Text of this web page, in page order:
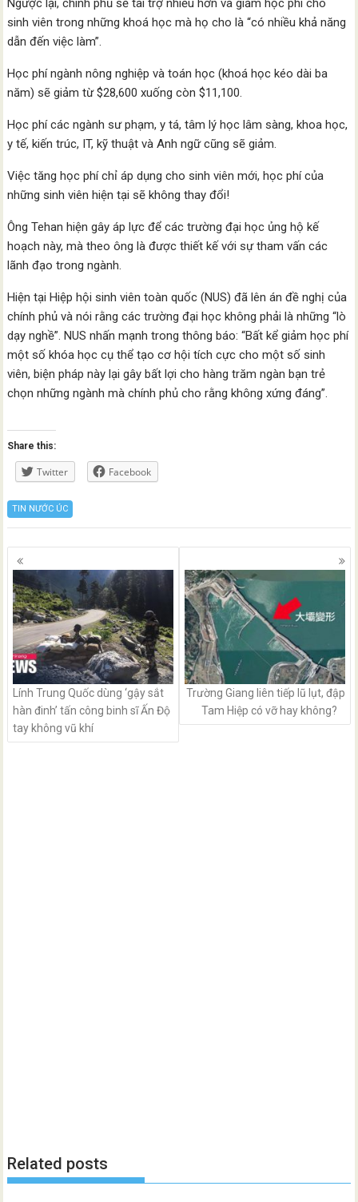
Ngược lại, chính phủ sẽ tài trợ nhiều hơn và giảm học phí cho
sinh viên trong những khoá học mà họ cho là “có nhiều khả năng
dẫn đến việc làm”.
Học phí ngành nông nghiệp và toán học (khoá học kéo dài ba
năm) sẽ giảm từ $28,600 xuống còn $11,100.
Học phí các ngành sư phạm, y tá, tâm lý học lâm sàng, khoa học,
y tế, kiến ​​trúc, IT, kỹ thuật và Anh ngữ cũng sẽ giảm.
Việc tăng học phí chỉ áp dụng cho sinh viên mới, học phí của
những sinh viên hiện tại sẽ không thay đổi!
Ông Tehan hiện gây áp lực để các trường đại học ủng hộ kế
hoạch này, mà theo ông là được thiết kế với sự tham vấn các
lãnh đạo trong ngành.
Hiện tại Hiệp hội sinh viên toàn quốc (NUS) đã lên án đề nghị của
chính phủ và nói rằng các trường đại học không phải là những “lò
dạy nghề”. NUS nhấn mạnh trong thông báo: “Bất kể giảm học phí
một số khóa học cụ thể tạo cơ hội tích cực cho một số sinh
viên, biện pháp này lại gây bất lợi cho hàng trăm ngàn bạn trẻ
chọn những ngành mà chính phủ cho rằng không xứng đáng”.
Share this:
Twitter Facebook
TIN NƯỚC ÚC
Posts
navigation
Lính Trung Quốc dùng ‘gậy sắt
hàn đinh’ tấn công binh sĩ Ấn Độ
tay không vũ khí
Trường Giang liên tiếp lũ lụt, đập
Tam Hiệp có vỡ hay không?
Related posts